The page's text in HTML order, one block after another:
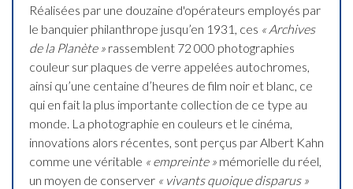
Réalisées par une douzaine d'opérateurs employés par
le banquier philanthrope jusqu’en 1931, ces « Archives
de la Planète » rassemblent 72 000 photographies
couleur sur plaques de verre appelées autochromes,
ainsi qu’une centaine d’heures de film noir et blanc, ce
qui en fait la plus importante collection de ce type au
monde. La photographie en couleurs et le cinéma,
innovations alors récentes, sont perçus par Albert Kahn
comme une véritable « empreinte » mémorielle du réel,
un moyen de conserver « vivants quoique disparus »